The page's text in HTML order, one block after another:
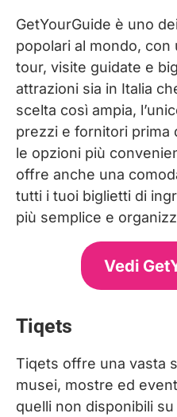
GetYourGuide è uno
popolari al mondo,
tour, visite guidate e
attrazioni sia in Italia
scelta così ampia,
prezzi e fornitori prima
le opzioni più
offre anche una
tutti i tuoi biglietti di
più semplice e
Vedi
Tiqets
Tiqets offre una vasta
musei, mostre ed
quelli non disponibili